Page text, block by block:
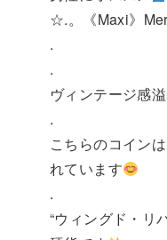
☆.。《Maxi》
.
.
ヴィンテージ感
.
こちらのコイン
れています
.
“ウィングド・リ